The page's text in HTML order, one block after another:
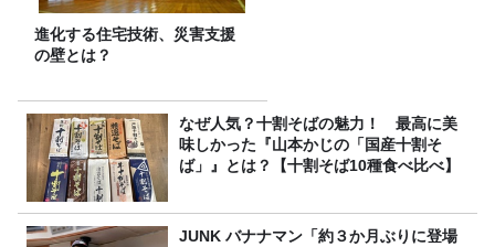
進化する住宅技術、災害支援
の壁とは？
なぜ人気？十割そばの魅力！ 最高に美
味しかった『山本かじの「国産十割そ
ば」』とは？【十割そば10種食べ比べ】
JUNK バナナマン「約３か月ぶりに登場